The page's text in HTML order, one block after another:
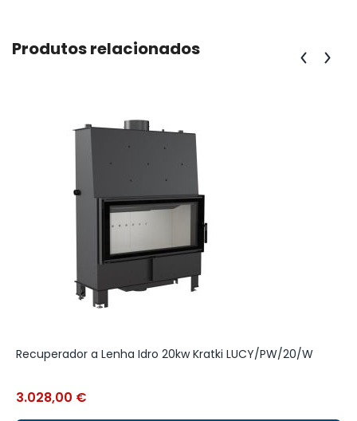
Produtos relacionados
Recuperador a Lenha Idro 20kw Kratki LUCY/PW/20/W
3.028,00 €